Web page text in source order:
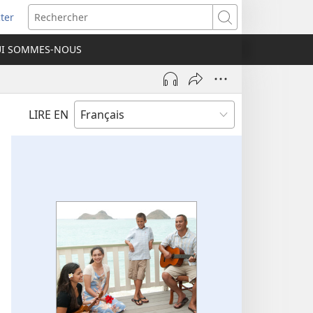
Rechercher
SOMMES-NOUS
LIRE EN